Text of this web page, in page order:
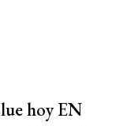
hoy EN